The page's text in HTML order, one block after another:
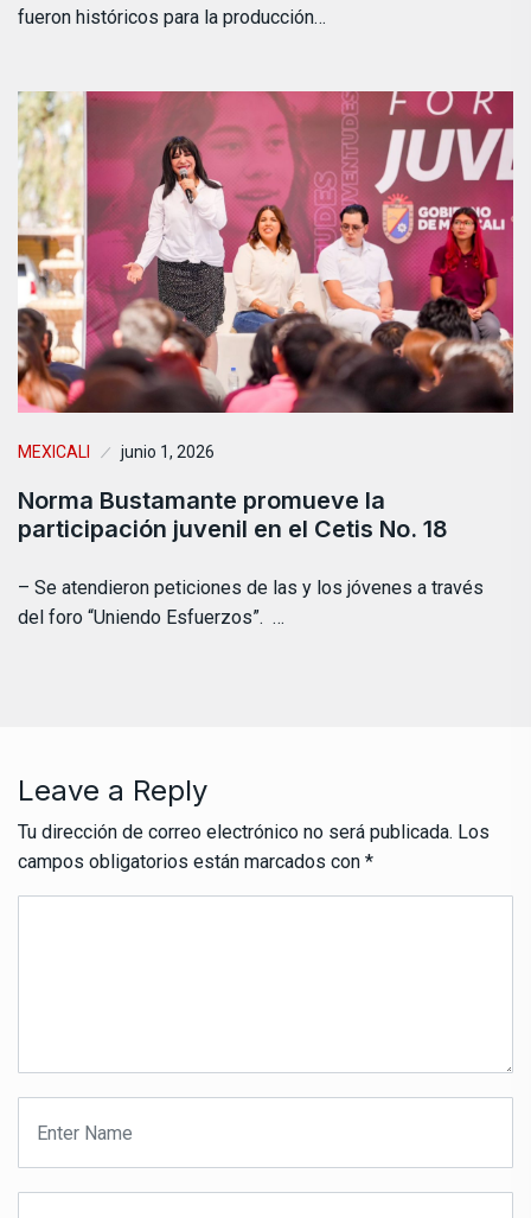
fueron históricos para la producción…
MEXICALI junio 1, 2026
Norma Bustamante promueve la
participación juvenil en el Cetis No. 18
– Se atendieron peticiones de las y los jóvenes a través
del foro “Uniendo Esfuerzos”. …
Leave a Reply
Tu dirección de correo electrónico no será publicada. Los
campos obligatorios están marcados con *